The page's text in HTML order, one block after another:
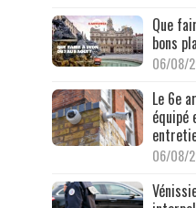
Que
bons
06/08/
Le 6e
équipé
06/08/